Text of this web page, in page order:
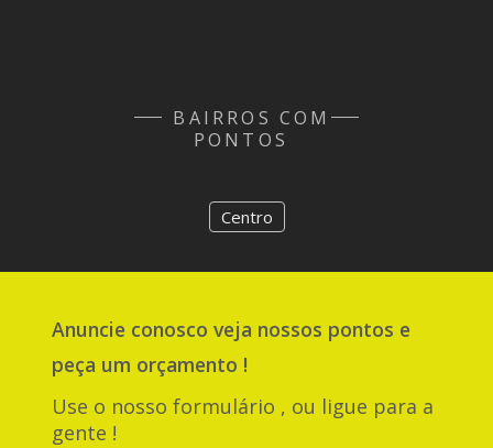
BAIRROS COM
PONTOS
Centro
Anuncie conosco veja nossos pontos e
peça um orçamento !
Use o nosso formulário , ou ligue para a
gente !